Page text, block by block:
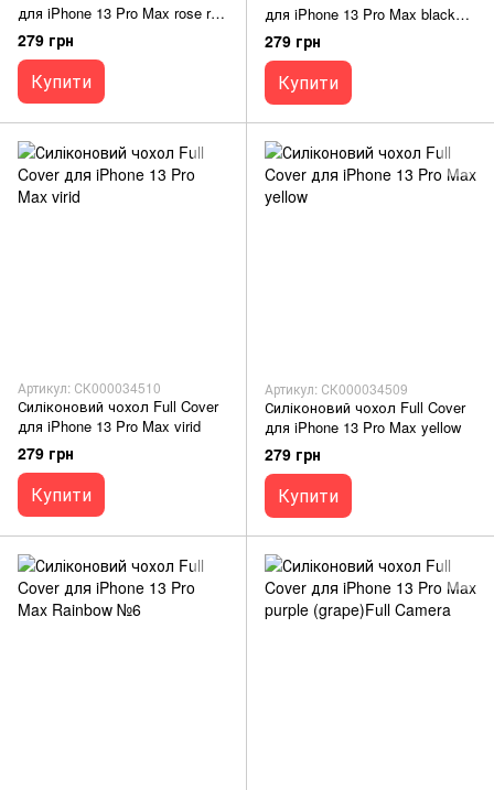
для iPhone 13 Pro Max rose red
Full Camera
279 грн
Купити
для iPhone 13 Pro Max black
Full Camera
279 грн
Купити
Артикул: СК000034510
Силіконовий чохол Full Cover
для iPhone 13 Pro Max virid
279 грн
Купити
Артикул: СК000034509
Силіконовий чохол Full Cover
для iPhone 13 Pro Max yellow
279 грн
Купити